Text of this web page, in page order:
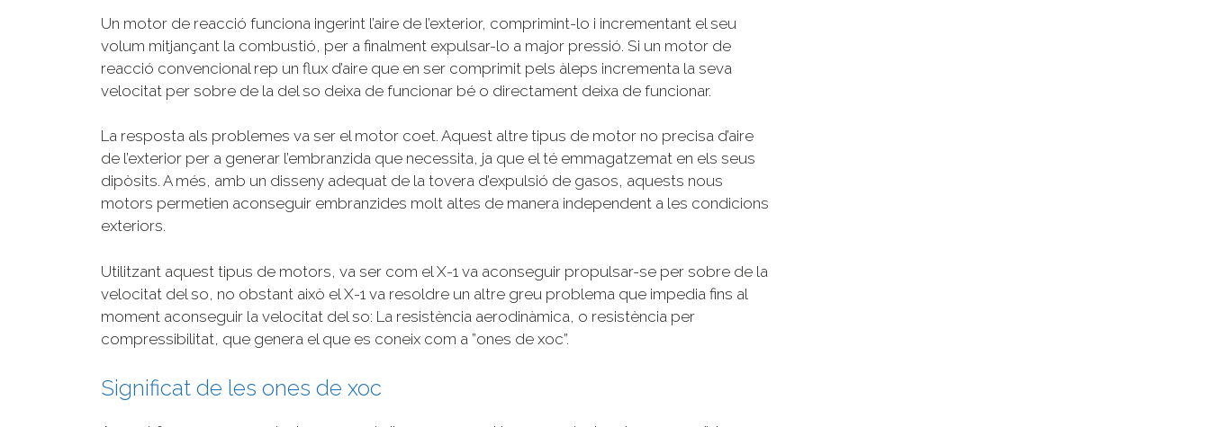
Un motor de reacció funciona ingerint l’aire de l’exterior, comprimint-lo i incrementant el seu
volum mitjançant la combustió, per a finalment expulsar-lo a major pressió. Si un motor de
reacció convencional rep un flux d’aire que en ser comprimit pels àleps incrementa la seva
velocitat per sobre de la del so deixa de funcionar bé o directament deixa de funcionar.
La resposta als problemes va ser el motor coet. Aquest altre tipus de motor no precisa d’aire
de l’exterior per a generar l’embranzida que necessita, ja que el té emmagatzemat en els seus
dipòsits. A més, amb un disseny adequat de la tovera d’expulsió de gasos, aquests nous
motors permetien aconseguir embranzides molt altes de manera independent a les condicions
exteriors.
Utilitzant aquest tipus de motors, va ser com el X-1 va aconseguir propulsar-se per sobre de la
velocitat del so, no obstant això el X-1 va resoldre un altre greu problema que impedia fins al
moment aconseguir la velocitat del so: La resistència aerodinàmica, o resistència per
compressibilitat, que genera el que es coneix com a ”ones de xoc”.
Significat de les ones de xoc